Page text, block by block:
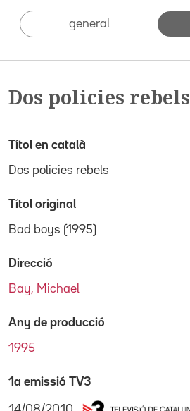
general
Dos policies rebels
Títol en català
Dos policies rebels
Títol original
Bad boys (1995)
Direcció
Bay, Michael
Any de producció
1995
1a emissió TV3